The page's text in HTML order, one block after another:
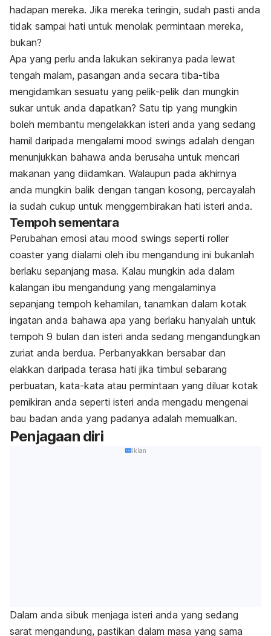
hadapan mereka. Jika mereka teringin, sudah pasti anda
tidak sampai hati untuk menolak permintaan mereka,
bukan?
Apa yang perlu anda lakukan sekiranya pada lewat
tengah malam, pasangan anda secara tiba-tiba
mengidamkan sesuatu yang pelik-pelik dan mungkin
sukar untuk anda dapatkan? Satu tip yang mungkin
boleh membantu mengelakkan isteri anda yang sedang
hamil daripada mengalami mood swings adalah dengan
menunjukkan bahawa anda berusaha untuk mencari
makanan yang diidamkan. Walaupun pada akhirnya
anda mungkin balik dengan tangan kosong, percayalah
ia sudah cukup untuk menggembirakan hati isteri anda.
Tempoh sementara
Perubahan emosi atau mood swings seperti roller
coaster yang dialami oleh ibu mengandung ini bukanlah
berlaku sepanjang masa. Kalau mungkin ada dalam
kalangan ibu mengandung yang mengalaminya
sepanjang tempoh kehamilan, tanamkan dalam kotak
ingatan anda bahawa apa yang berlaku hanyalah untuk
tempoh 9 bulan dan isteri anda sedang mengandungkan
zuriat anda berdua. Perbanyakkan bersabar dan
elakkan daripada terasa hati jika timbul sebarang
perbuatan, kata-kata atau permintaan yang diluar kotak
pemikiran anda seperti isteri anda mengadu mengenai
bau badan anda yang padanya adalah memualkan.
Penjagaan diri
Iklan
Dalam anda sibuk menjaga isteri anda yang sedang
sarat mengandung, pastikan dalam masa yang sama